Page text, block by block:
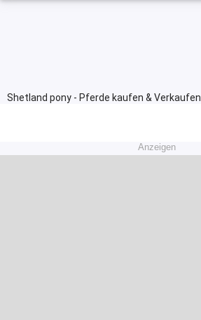
Shetland pony - Pferde kaufen & Verkaufen
Anzeigen